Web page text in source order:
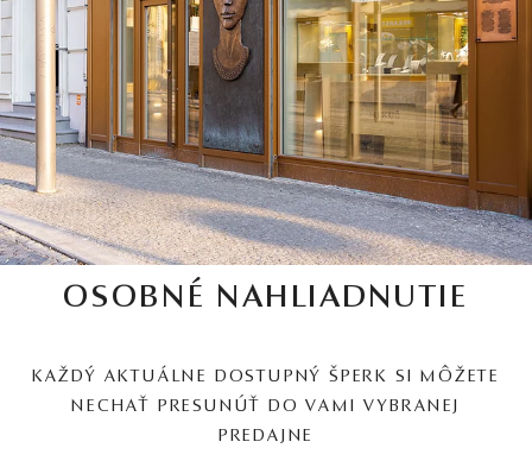
OSOBNÉ NAHLIADNUTIE
KAŽDÝ AKTUÁLNE DOSTUPNÝ ŠPERK SI MÔŽETE
NECHAŤ PRESUNÚŤ DO VAMI VYBRANEJ
PREDAJNE